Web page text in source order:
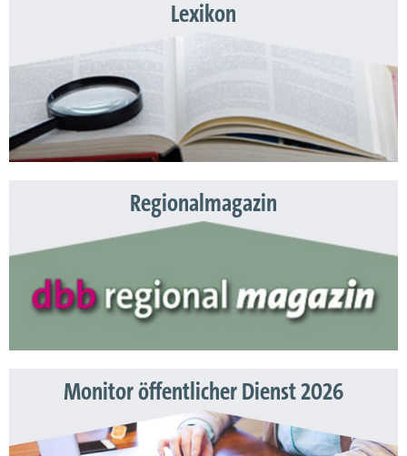
Lexikon
Regionalmagazin
Monitor öffentlicher Dienst 2026